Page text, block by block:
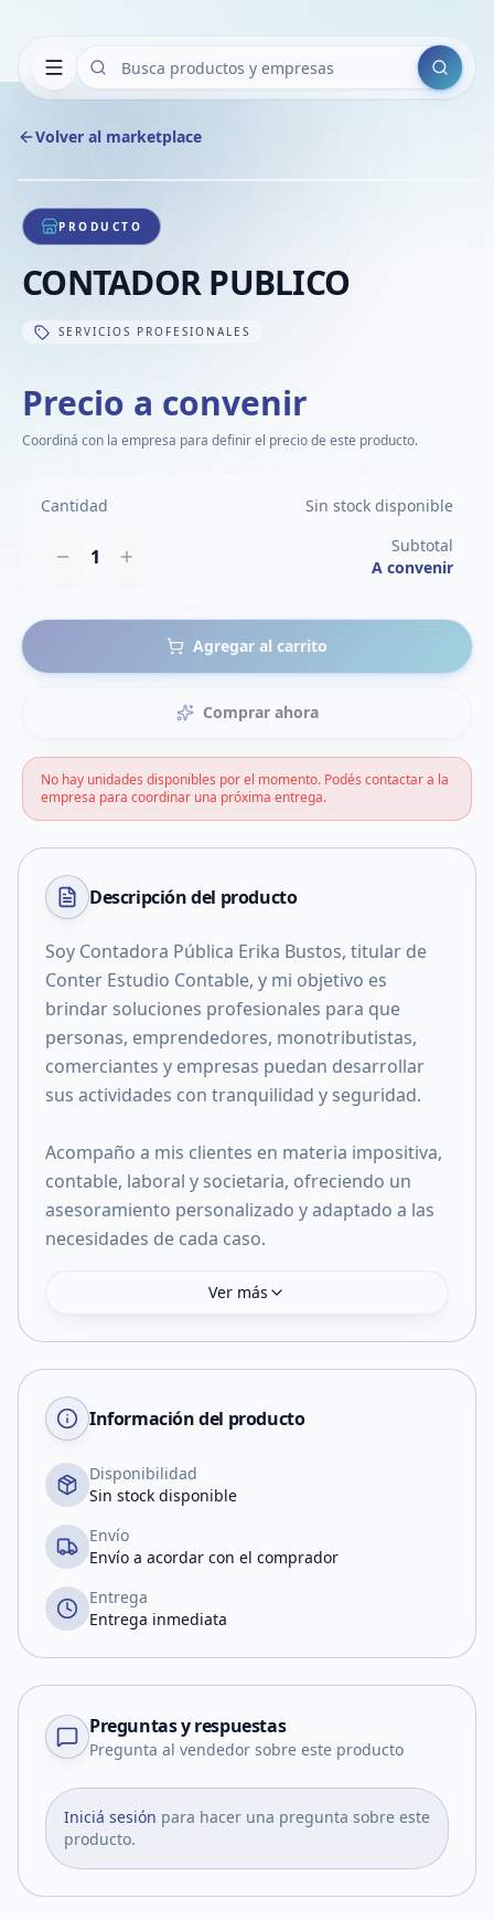
Buscar
Volver al marketplace
1/1
PRODUCTO
CONTADOR PUBLICO
SERVICIOS PROFESIONALES
Precio a convenir
Coordiná con la empresa para definir el precio de este producto.
Cantidad Sin stock disponible
1
Subtotal
A convenir
Agregar al carrito
Comprar ahora
No hay unidades disponibles por el momento. Podés contactar a la
empresa para coordinar una próxima entrega.
Descripción del producto
Soy Contadora Pública Erika Bustos, titular de
Conter Estudio Contable, y mi objetivo es
brindar soluciones profesionales para que
personas, emprendedores, monotributistas,
comerciantes y empresas puedan desarrollar
sus actividades con tranquilidad y seguridad.
Acompaño a mis clientes en materia impositiva,
contable, laboral y societaria, ofreciendo un
asesoramiento personalizado y adaptado a las
necesidades de cada caso.
Ver más
Información del producto
Disponibilidad
Sin stock disponible
Envío
Envío a acordar con el comprador
Entrega
Entrega inmediata
Preguntas y respuestas
Pregunta al vendedor sobre este producto
Iniciá sesión para hacer una pregunta sobre este
producto.